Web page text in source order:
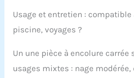
Usage et entretien : compatible
piscine, voyages ?
Un une pièce à encolure carrée
usages mixtes : nage modérée,